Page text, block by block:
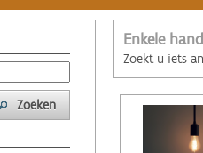
Zoeken
Enkele
Zoekt u iets